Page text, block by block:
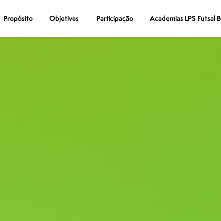
Propósito Objetivos Participação Academias LPS Futsal
Propósito Objetivos Participação Academias LPS Futsal